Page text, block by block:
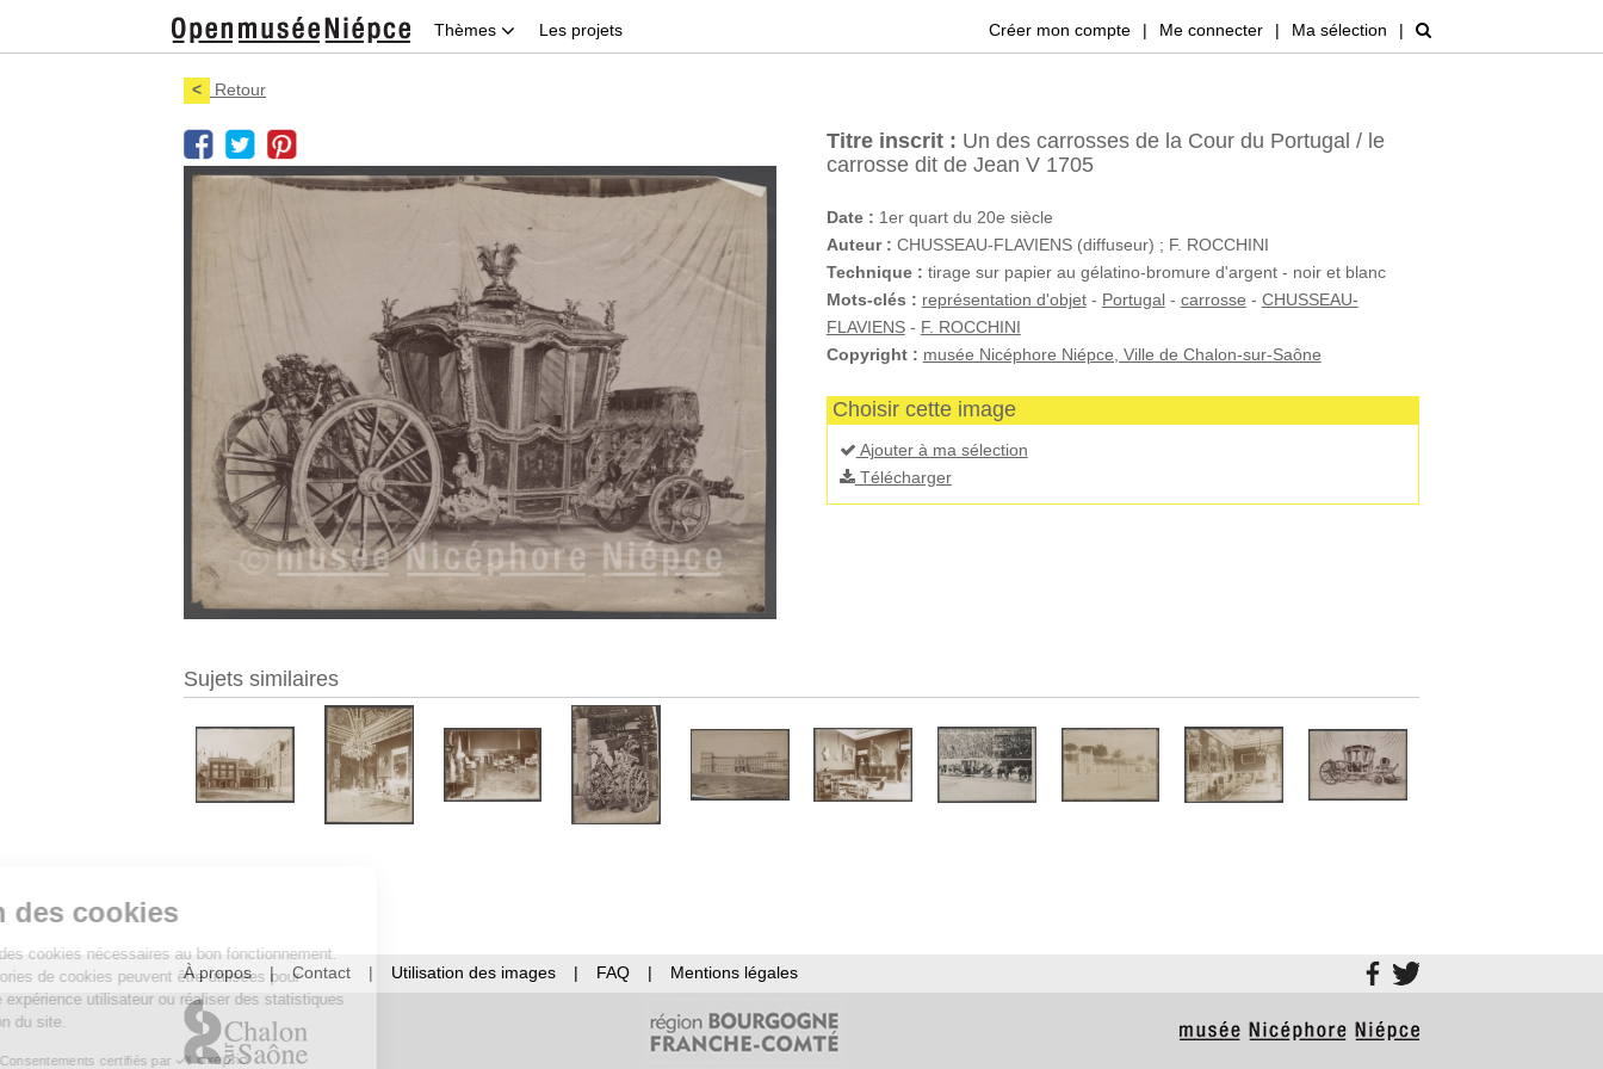
Thèmes Les projets Créer mon compte | Me connecter | Ma sélection |
< Retour
Titre inscrit : Un des carrosses de la Cour du Portugal / le
carrosse dit de Jean V 1705
Date : 1er quart du 20e siècle
Auteur : CHUSSEAU-FLAVIENS (diffuseur) ; F. ROCCHINI
Technique : tirage sur papier au gélatino-bromure d'argent - noir et blanc
Mots-clés : représentation d'objet- Portugal- carrosse - CHUSSEAU-
FLAVIENS- F. ROCCHINI
Copyright : musée Nicéphore Niépce, Ville de Chalon-sur-Saône
Choisir cette image
Ajouter à ma sélection
Télécharger
Sujets similaires
À propos | Contact | Utilisation des images | FAQ | Mentions légales
Gestion des cookies
Ce site utilise des cookies nécessaires au bon fonctionnement.
D’autres catégories de cookies peuvent être utilisées pour
améliorer votre expérience utilisateur ou réaliser des statistiques
de fréquentation du site.
Consentements certifiés par